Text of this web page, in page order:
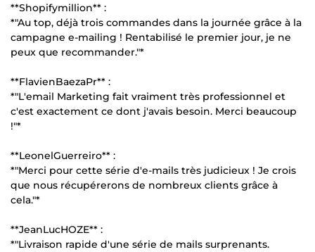
**Shopifymillion** :
*"Au top, déjà trois commandes dans la journée grâce à la
campagne e-mailing ! Rentabilisé le premier jour, je ne
peux que recommander."*
**FlavienBaezaPr** :
*"L'email Marketing fait vraiment très professionnel et
c'est exactement ce dont j'avais besoin. Merci beaucoup
!"*
**LeonelGuerreiro** :
*"Merci pour cette série d'e-mails très judicieux ! Je crois
que nous récupérerons de nombreux clients grâce à
cela."*
**JeanLucHOZE** :
*"Livraison rapide d'une série de mails surprenants.